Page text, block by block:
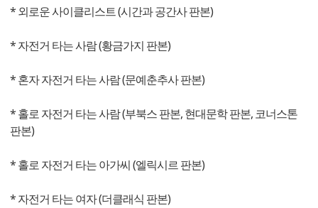
* 외로운 사이클리스트 (시간과 공간사 판본)
* 자전거 타는 사람 (황금가지 판본)
* 혼자 자전거 타는 사람 (문예춘추사 판본)
* 홀로 자전거 타는 사람 (부북스 판본, 현대문학 판본, 코너스톤
판본)
* 홀로 자전거 타는 아가씨 (엘릭시르 판본)
* 자전거 타는 여자 (더클래식 판본)